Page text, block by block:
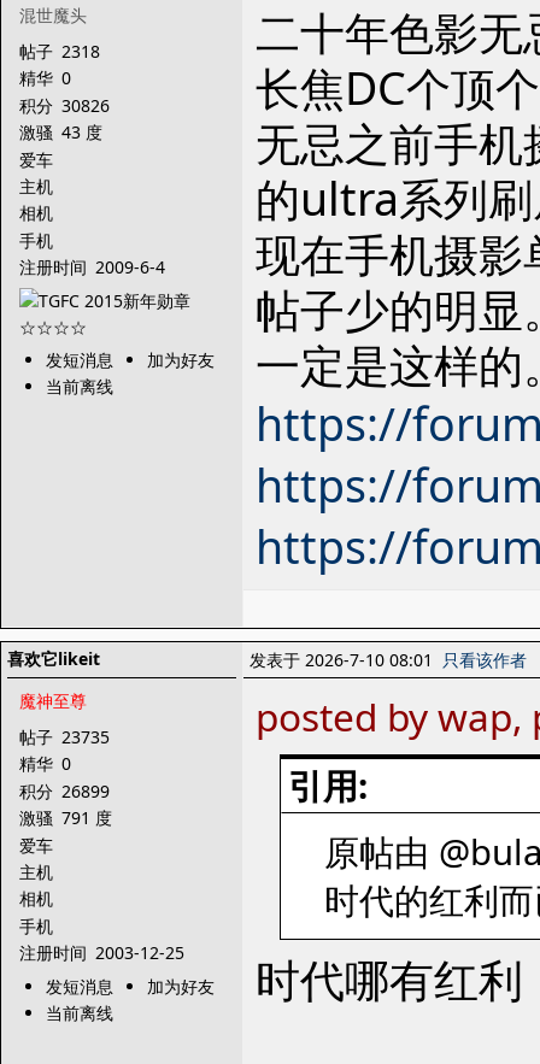
混世魔头
帖子 2318
精华 0
积分 30826
激骚 43 度
爱车
主机
相机
手机
注册时间 2009-6-4
发短消息
加为好友
当前离线
二十年色影
长焦DC个顶
无忌之前手
的ultra系列
现在手机摄
帖子少的明
一定是这样的
https://
https://
https://
喜欢它likeit
魔神至尊
帖子 23735
精华 0
积分 26899
激骚 791 度
爱车
主机
相机
手机
注册时间 2003-12-25
发短消息
加为好友
当前离线
发表于 2026-7-10 08:01 只看该作者
posted by
引用:
原帖由
时代的红利
时代哪有红